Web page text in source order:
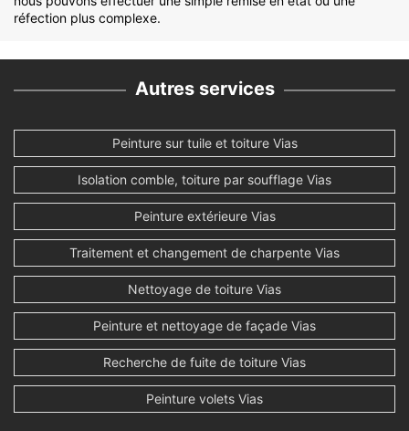
réfection plus complexe.
Autres services
Peinture sur tuile et toiture Vias
Isolation comble, toiture par soufflage Vias
Peinture extérieure Vias
Traitement et changement de charpente Vias
Nettoyage de toiture Vias
Peinture et nettoyage de façade Vias
Recherche de fuite de toiture Vias
Peinture volets Vias